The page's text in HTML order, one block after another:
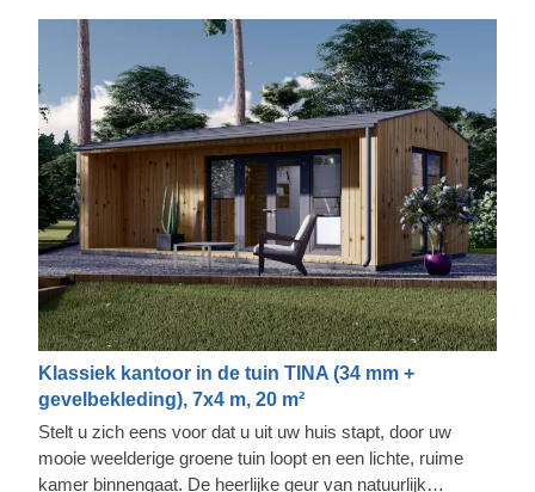
Klassiek kantoor in de tuin TINA (34 mm +
gevelbekleding), 7x4 m, 20 m²
Stelt u zich eens voor dat u uit uw huis stapt, door uw
mooie weelderige groene tuin loopt en een lichte, ruime
kamer binnengaat. De heerlijke geur van natuurlijk